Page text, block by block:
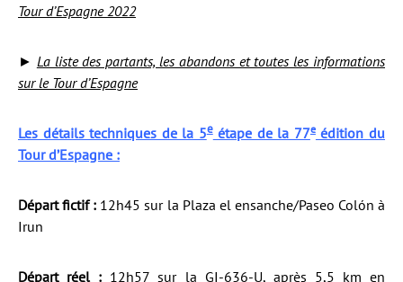
Tour d’Espagne 2022
► La liste des partants, les abandons et toutes les informations
sur le Tour d’Espagne
Les détails techniques de la 5eétape de la 77eédition du
Tour d’Espagne :
Départ fictif : 12h45 sur la Plaza el ensanche/Paseo Colón à
Irun
Départ réel : 12h57 sur la GI-636-U, après 5,5 km en